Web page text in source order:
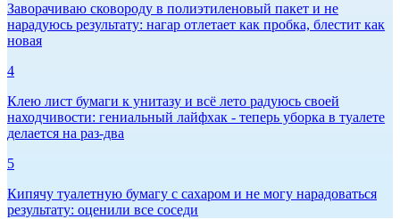
Заворачиваю сковороду в полиэтиленовый пакет и не
нарадуюсь результату: нагар отлетает как пробка, блестит как
новая
4
Клею лист бумаги к унитазу и всё лето радуюсь своей
находчивости: гениальный лайфхак - теперь уборка в туалете
делается на раз-два
5
Кипячу туалетную бумагу с сахаром и не могу нарадоваться
результату: оценили все соседи